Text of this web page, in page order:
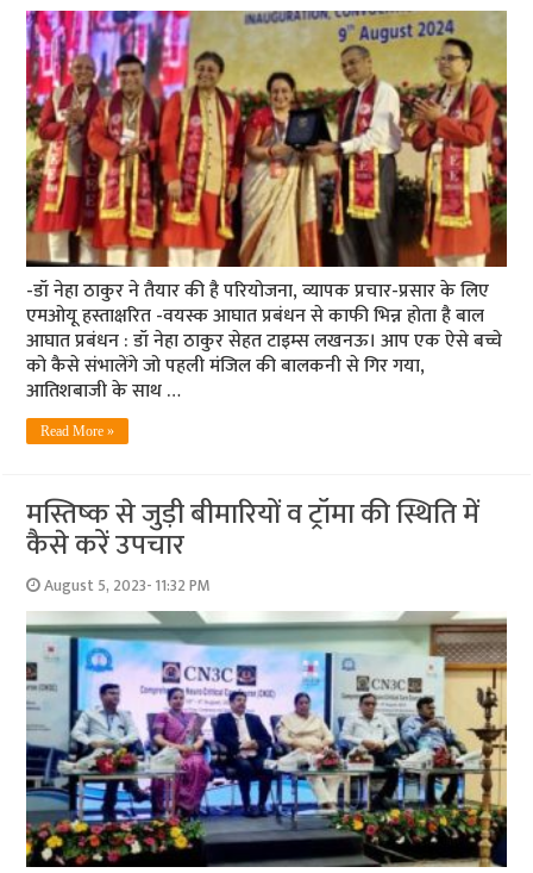
-डॉ नेहा ठाकुर ने तैयार की है परियोजना, व्यापक प्रचार-प्रसार के लिए
एमओयू हस्ताक्षरित -वयस्क आघात प्रबंधन से काफी भिन्न होता है बाल
आघात प्रबंधन : डॉ नेहा ठाकुर सेहत टाइम्स लखनऊ। आप एक ऐसे बच्चे
को कैसे संभालेंगे जो पहली मंजिल की बालकनी से गिर गया,
आतिशबाजी के साथ …
Read More »
मस्तिष्‍क से जुड़ी बीमारियों व ट्रॉमा की स्थिति में
कैसे करें उपचार
August 5, 2023- 11:32 PM